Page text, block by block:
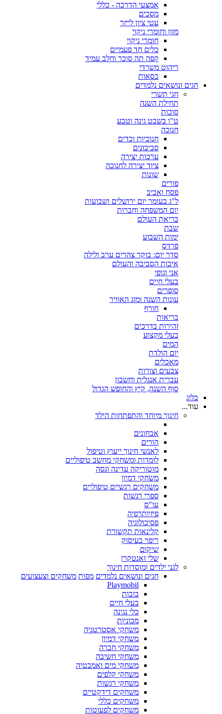
אמצעי הדרכה - כללי
מסכים
עטי ציון לייזר
מזון וחומרי ניקוי
חומרי ניקוי
כלים חד פעמיים
קפה תה סוכר וחלב עמיד
ריהוט משרדי
כסאות
חגים ונושאים נלמדים
חגי תשרי
תחילת השנה
סוכות
ט"ו בשבט גינה וטבע
חנוכה
חנוכיות וכדים
סביבונים
ערכות יצירה
ציוד יצירה לחנוכה
שונות
פורים
פסח ואביב
ל"ג בעומר יום ירושלים ושבועות
יום המשפחה וחברות
בריאת העולם
שבת
ימות השבוע
פרדס
סדר יום: בוקר צהרים ערב ולילה
איכות הסביבה והעולם
אני וגופי
בעלי חיים
סופרים
עונות השנה ומזג האוויר
חורף
בריאות
זהירות בדרכים
בעלי מקצוע
המים
יום הולדת
מאכלים
צבעים וצורות
עברית אנגלית וחשבון
סוף השנה, קיץ והחופש הגדול
בלוג
עוד...
חינוך מיוחד והתפתחות הילד
אבחונים
הורים
לאנשי חינוך ייעוץ וטיפול
לומדות ומשחקי מחשב טיפוליים
מוטוריקה עדינה וגסה
משחקי דמיון
משחקים רגשיים טיפוליים
ספרי רגשות
עו"ס
פיזיותרפיה
פסיכולוגיה
קלינאות תקשורת
ריפוי בעיסוק
שיקום
שלי זאנטקרן
לגני ילדים ומוסדות חינוך
חגים ונושאים נלמדים מפות משחקים וצעצועים
Playmobil
בובות
בעלי חיים
כלי נגינה
מכוניות
משחקי אסטרטגיה
משחקי דמיון
משחקי חברה
משחקי חשיבה
משחקי מים ואמבטיה
משחקי קלפים
משחקי רגשות
משחקים דידקטיים
משחקים כללי
משחקים לפעוטות